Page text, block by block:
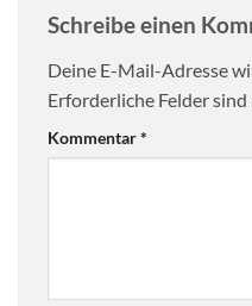
Schreibe einen
Deine E-Mail-Adresse
Erforderliche Felder
Kommentar*